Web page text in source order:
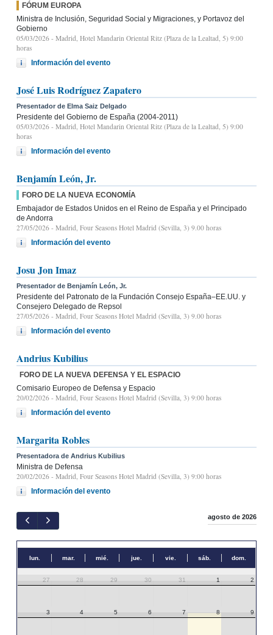
FÓRUM EUROPA
Ministra de Inclusión, Seguridad Social y Migraciones, y Portavoz del
Gobierno
05/03/2026 - Madrid, Hotel Mandarin Oriental Ritz (Plaza de la Lealtad, 5) 9:00
horas
Información del evento
José Luis Rodríguez Zapatero
Presentador de Elma Saiz Delgado
Presidente del Gobierno de España (2004-2011)
05/03/2026 - Madrid, Hotel Mandarin Oriental Ritz (Plaza de la Lealtad, 5) 9:00
horas
Información del evento
Benjamín León, Jr.
FORO DE LA NUEVA ECONOMÍA
Embajador de Estados Unidos en el Reino de España y el Principado
de Andorra
27/05/2026 - Madrid, Four Seasons Hotel Madrid (Sevilla, 3) 9.00 horas
Información del evento
Josu Jon Imaz
Presentador de Benjamín León, Jr.
Presidente del Patronato de la Fundación Consejo España–EE.UU. y
Consejero Delegado de Repsol
27/05/2026 - Madrid, Four Seasons Hotel Madrid (Sevilla, 3) 9.00 horas
Información del evento
Andrius Kubilius
FORO DE LA NUEVA DEFENSA Y EL ESPACIO
Comisario Europeo de Defensa y Espacio
20/02/2026 - Madrid, Four Seasons Hotel Madrid (Sevilla, 3) 9:00 horas
Información del evento
Margarita Robles
Presentadora de Andrius Kubilius
Ministra de Defensa
20/02/2026 - Madrid, Four Seasons Hotel Madrid (Sevilla, 3) 9:00 horas
Información del evento
agosto de 2026
lun. mar. mié. jue. vie. sáb. dom.
27 28 29 30 31 1 2
3 4 5 6 7 8 9